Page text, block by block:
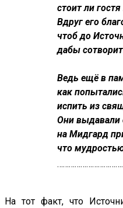
стоит ли
Вдруг его
чтоб до
дабы
Ведь ещё в
как
испить из
Они выдавали
на Мидгард
что
На тот факт, что